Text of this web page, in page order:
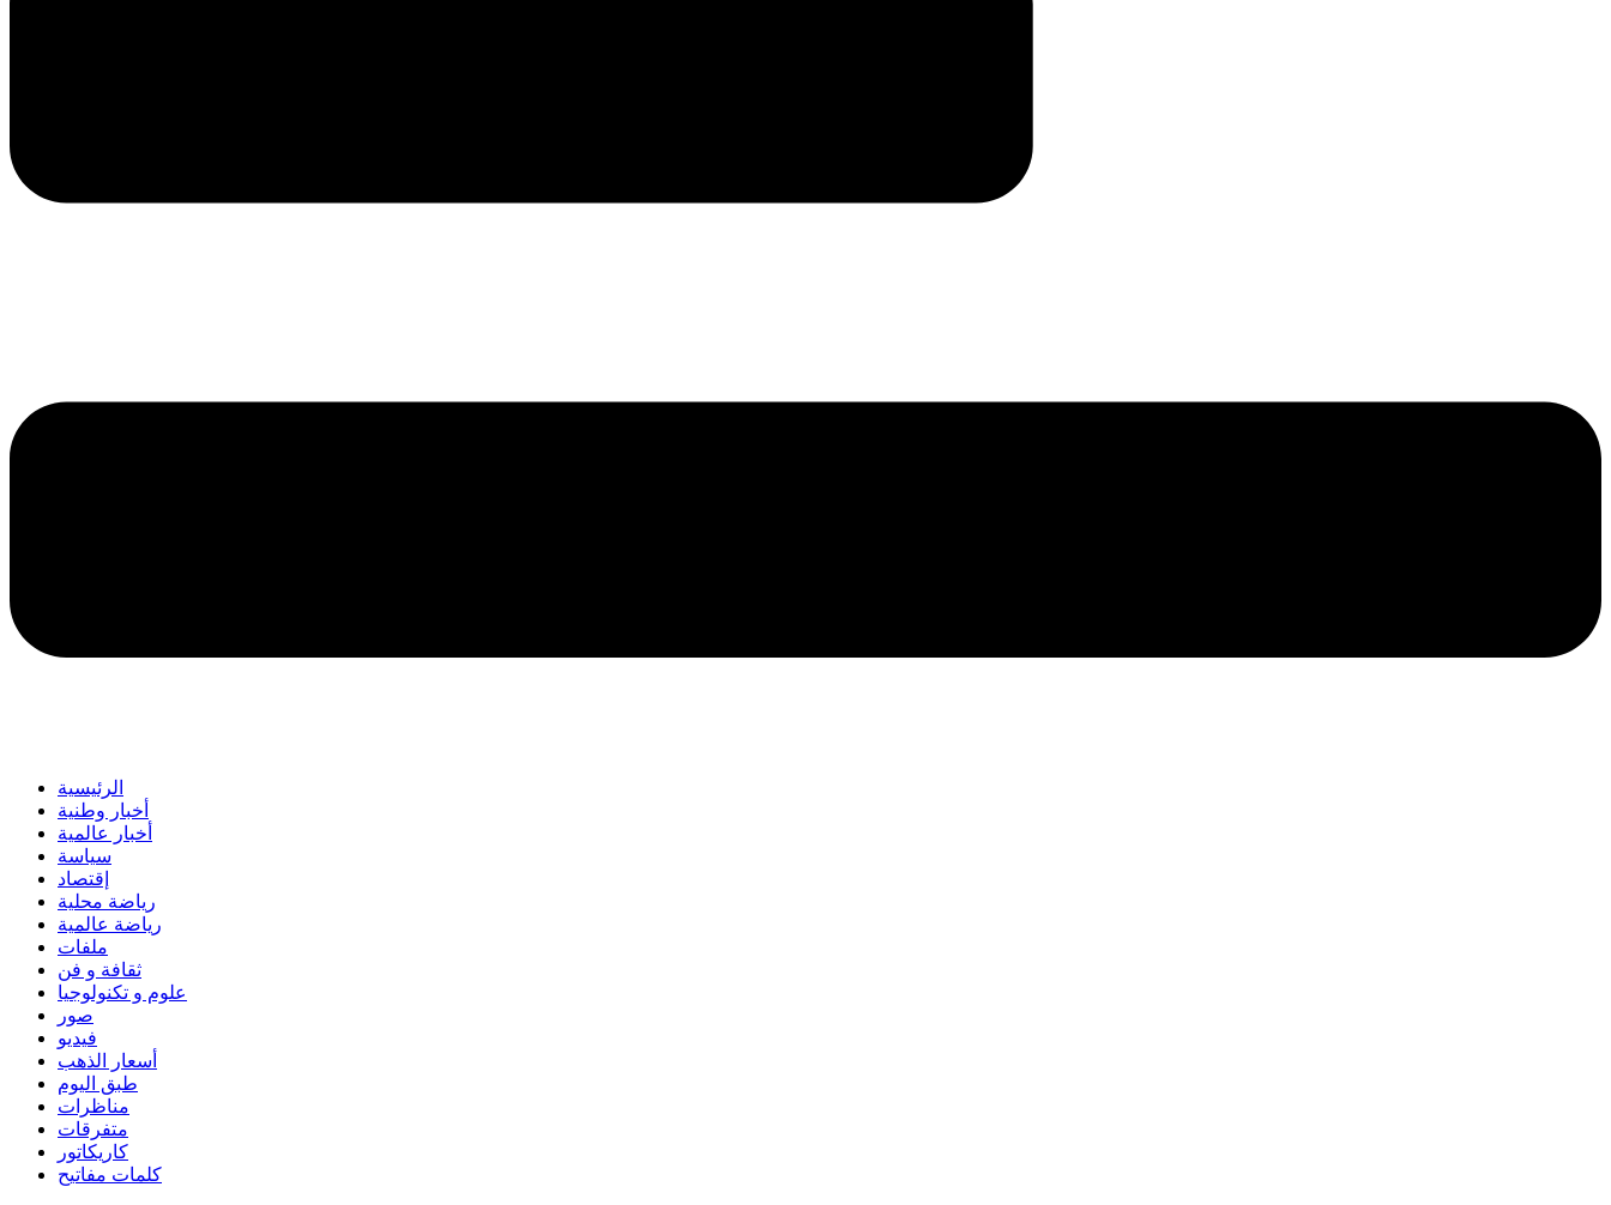
الرئيسية
أخبار وطنية
أخبار عالمية
سياسة
إقتصاد
رياضة محلية
رياضة عالمية
ملفات
ثقافة و فن
علوم و تكنولوجيا
صور
فيديو
أسعار الذهب
طبق اليوم
مناظرات
متفرقات
كاريكاتور
كلمات مفاتيح